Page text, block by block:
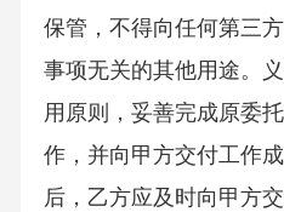
保管，不得向任何第三
事项无关的其他用途。
用原则，妥善完成原委
作，并向甲方交付工作
后，乙方应及时向甲方